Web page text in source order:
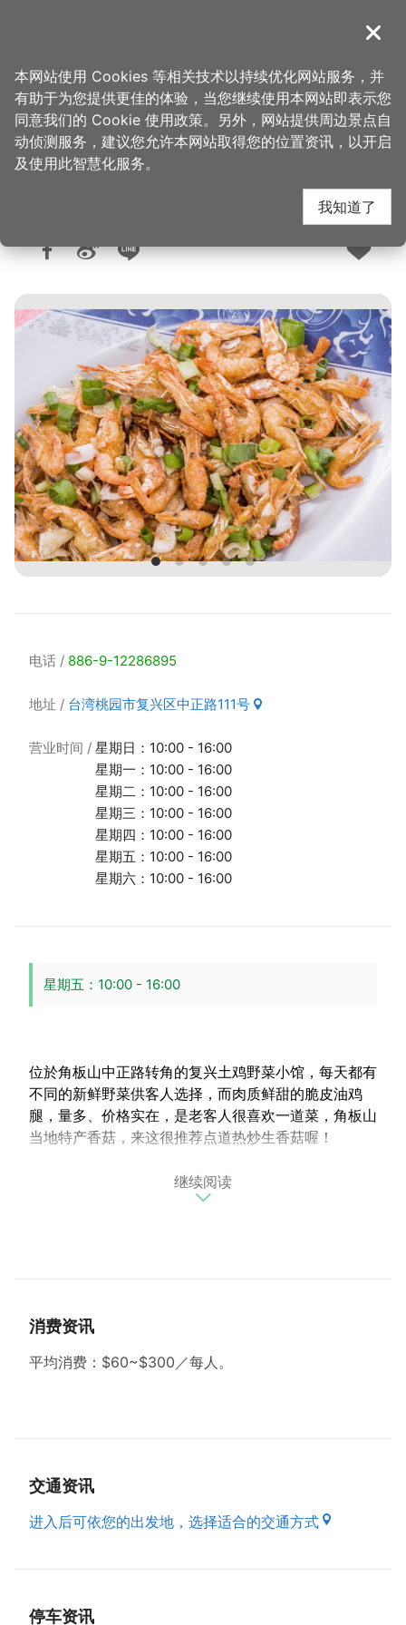
導覽
首页 > 想去的地方 > 美食、购物 > 美食快搜
复兴土鸡野菜小馆
人气：6546
电话 886-9-12286895
地址 台湾桃园市复兴区中正路111号
营业时间
星期日：10:00 - 16:00
星期一：10:00 - 16:00
星期二：10:00 - 16:00
星期三：10:00 - 16:00
星期四：10:00 - 16:00
星期五：10:00 - 16:00
星期六：10:00 - 16:00
星期五：10:00 - 16:00
位於角板山中正路转角的复兴土鸡野菜小馆，每天都有
不同的新鲜野菜供客人选择，而肉质鲜甜的脆皮油鸡
腿，量多、价格实在，是老客人很喜欢一道菜，角板山
当地特产香菇，来这很推荐点道热炒生香菇喔！
招牌：现炒青菜、脆皮油鸡腿、咸酥溪虾鱼、炒生香
●开车建议停在仁爱停车场（步行约1分钟）。
继续阅读
消费资讯
平均消费：$60~$300／每人。
交通资讯
进入后可依您的出发地，选择适合的交通方式
停车资讯
关闭
本网站使用 Cookies 等相关技术以持续优化网站服务，并
有助于为您提供更佳的体验，当您继续使用本网站即表示您
同意我们的 Cookie 使用政策。另外，网站提供周边景点自
动侦测服务，建议您允许本网站取得您的位置资讯，以开启
及使用此智慧化服务。
我知道了